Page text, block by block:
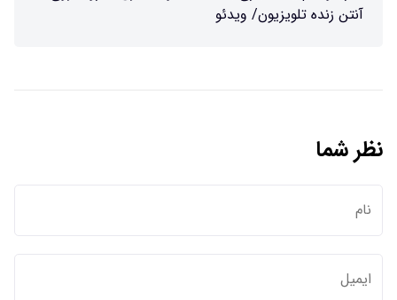
آنتن زنده تلویزیون/ ویدئو
نظر شما